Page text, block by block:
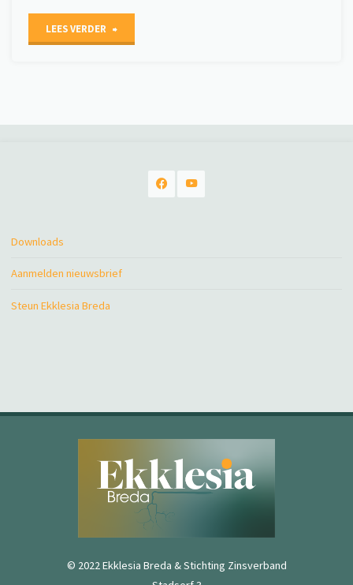
LEES VERDER "Zomerviering
Downloads
Aanmelden nieuwsbrief
Steun Ekklesia Breda
© 2022 Ekklesia Breda & Stichting Zinsverband